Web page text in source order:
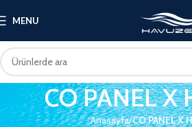
MENU
CO PANEL X
Anasayfa CO PANEL X